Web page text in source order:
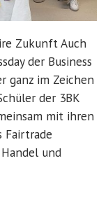
Zukunft Auch
der Business
ganz im Zeichen
der 3BK
mit ihren
Fairtrade
und